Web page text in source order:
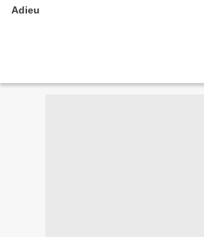
Adieu